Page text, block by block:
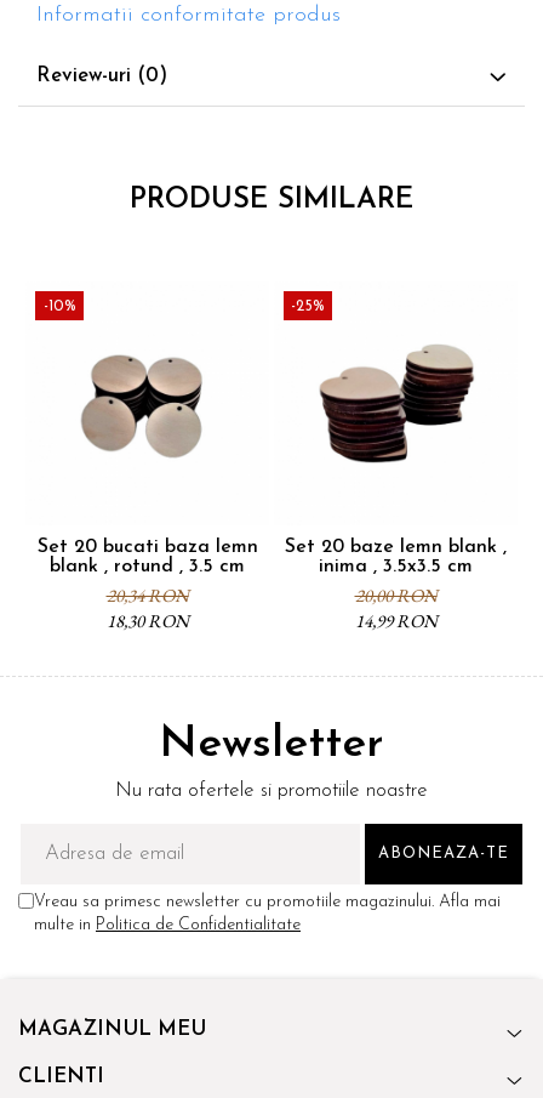
Informatii conformitate produs
Review-uri (0)
PRODUSE SIMILARE
-10%
Set 20 bucati baza lemn
blank , rotund , 3.5 cm
20,34 RON
18,30 RON
-25%
Set 20 baze lemn blank ,
inima , 3.5x3.5 cm
20,00 RON
14,99 RON
Newsletter
Nu rata ofertele si promotiile noastre
Vreau sa primesc newsletter cu promotiile magazinului. Afla mai
multe in Politica de Confidentialitate
MAGAZINUL MEU
CLIENTI